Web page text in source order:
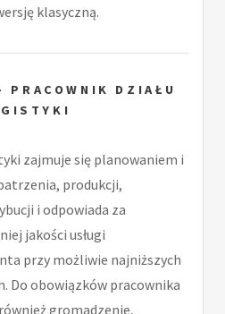
klasyczną.
PRACOWNIK DZIAŁU
zajmuje się planowaniem i
produkcji,
i odpowiada za
jakości usługi
przy możliwie najniższych
Do obowiązków pracownika
gromadzenie,